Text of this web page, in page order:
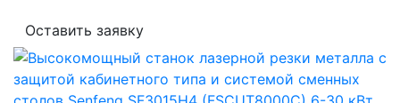
Оставить заявку